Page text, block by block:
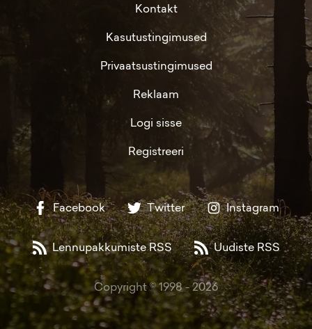
Kontakt
Kasutustingimused
Privaatsustingimused
Reklaam
Logi sisse
Registreeri
Facebook Twitter Instagram
Lennupakkumiste RSS Uudiste RSS
Copyright © 1998 -2026